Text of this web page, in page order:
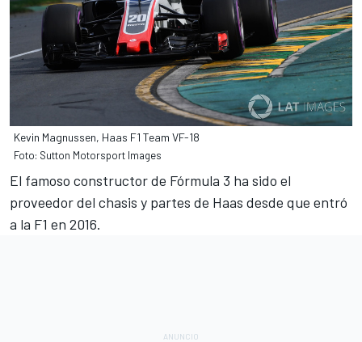
Kevin Magnussen, Haas F1 Team VF-18
Foto: Sutton Motorsport Images
El famoso constructor de Fórmula 3 ha sido el
proveedor del chasis y partes de Haas desde que entró
a la F1 en 2016.